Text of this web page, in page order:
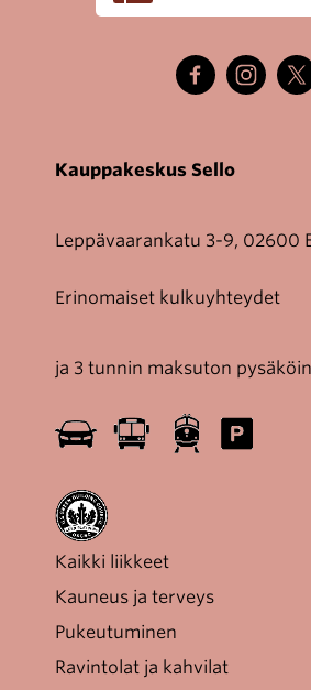
Kauppakeskus Sello
Leppävaarankatu 3-9, 02600
Erinomaiset kulkuyhteydet
ja 3 tunnin maksuton
Kaikki liikkeet
Kauneus ja terveys
Pukeutuminen
Ravintolat ja kahvilat